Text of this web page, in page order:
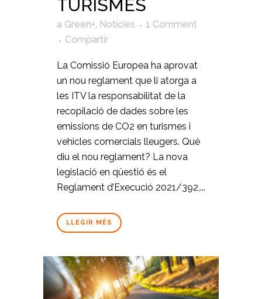
TURISMES
a Green+, Notícies
1 Comment
Compartir
La Comissió Europea ha aprovat
un nou reglament que li atorga a
les ITV la responsabilitat de la
recopilació de dades sobre les
emissions de CO2 en turismes i
vehicles comercials lleugers. Què
diu el nou reglament? La nova
legislació en qüestió és el
Reglament d’Execució 2021/392,...
LLEGIR MÉS